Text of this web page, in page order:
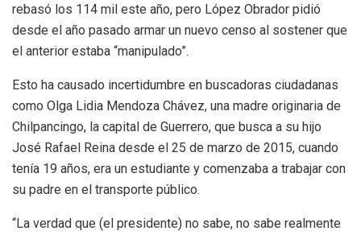
rebasó los 114 mil este año, pero López Obrador pidió
desde el año pasado armar un nuevo censo al sostener que
el anterior estaba “manipulado”.
Esto ha causado incertidumbre en buscadoras ciudadanas
como Olga Lidia Mendoza Chávez, una madre originaria de
Chilpancingo, la capital de Guerrero, que busca a su hijo
José Rafael Reina desde el 25 de marzo de 2015, cuando
tenía 19 años, era un estudiante y comenzaba a trabajar con
su padre en el transporte público.
“La verdad que (el presidente) no sabe, no sabe realmente